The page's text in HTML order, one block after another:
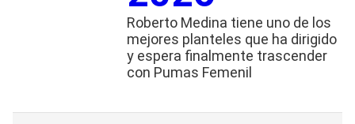
Roberto Medina tiene uno de los
mejores planteles que ha dirigido
y espera finalmente trascender
con Pumas Femenil